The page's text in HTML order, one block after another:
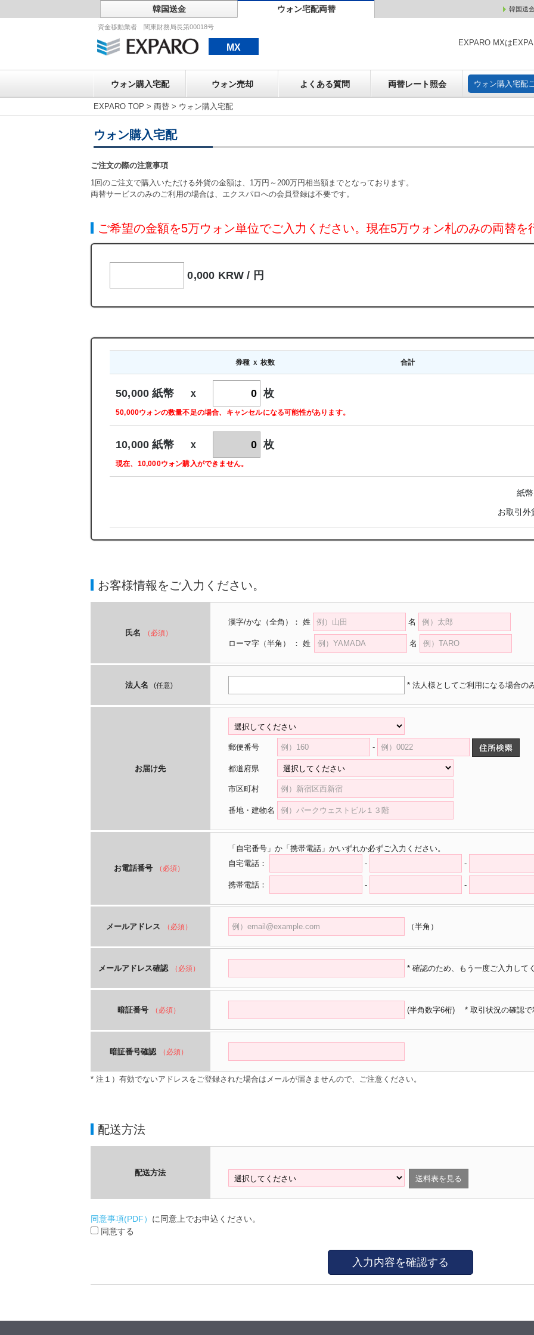
韓国送金 ウォン宅配両替 韓国送
資金移動業者 関東財務局長第00018号
MX EXPARO MXは
ウォン購入宅配 ウォン売却 よくある質問 両替レート照会 ウォン購入宅配
ウォン売却 ウォン購
EXPARO TOP > 両替 > ウォン購入宅配
ウォン購入宅配
ご注文の際の注意事項
1回のご注文で購入いただける外貨の金額は、1万円～200万円相当額までとなっております。
両替サービスのみのご利用の場合は、エクスパロへの会員登録は不要です。
ご希望の金額を5万ウォン単位でご入力ください。現在5万ウォン札のみの両替を
0,000 KRW / 円
券種 ｘ 枚数 合計
50,000 紙幣 ｘ 枚
50,000ウォンの数量不足の場合、キャンセルになる可能性があります。
10,000 紙幣 ｘ 枚
現在、10,000ウォン購入ができません。
紙
お取引外
お客様情報をご入力ください。
氏名 （必須）
漢字/かな （全角） ： 姓 名
ローマ字 （半角） ： 姓 名
法人名 (任意) * 法人様としてご利用になる場合の
お届け先
郵便番号 -
都道府県
市区町村
番地・建物名
お電話番号 （必須）
「自宅番号」か「携帯電話」かいずれか必ずご入力ください。
自宅電話：
- -
携帯電話： - -
メールアドレス （必須） （半角）
メールアドレス確認 （必須） * 確認のため、もう一度ご入力して
暗証番号 （必須） (半角数字6桁) * 取引状況の確認で
暗証番号確認 （必須）
* 注１）有効でないアドレスをご登録された場合はメールが届きませんので、ご注意ください。
配送方法
配送方法
送料表を見る
同意事項(PDF） に同意上でお申込ください。
同意する
入力内容を確認する